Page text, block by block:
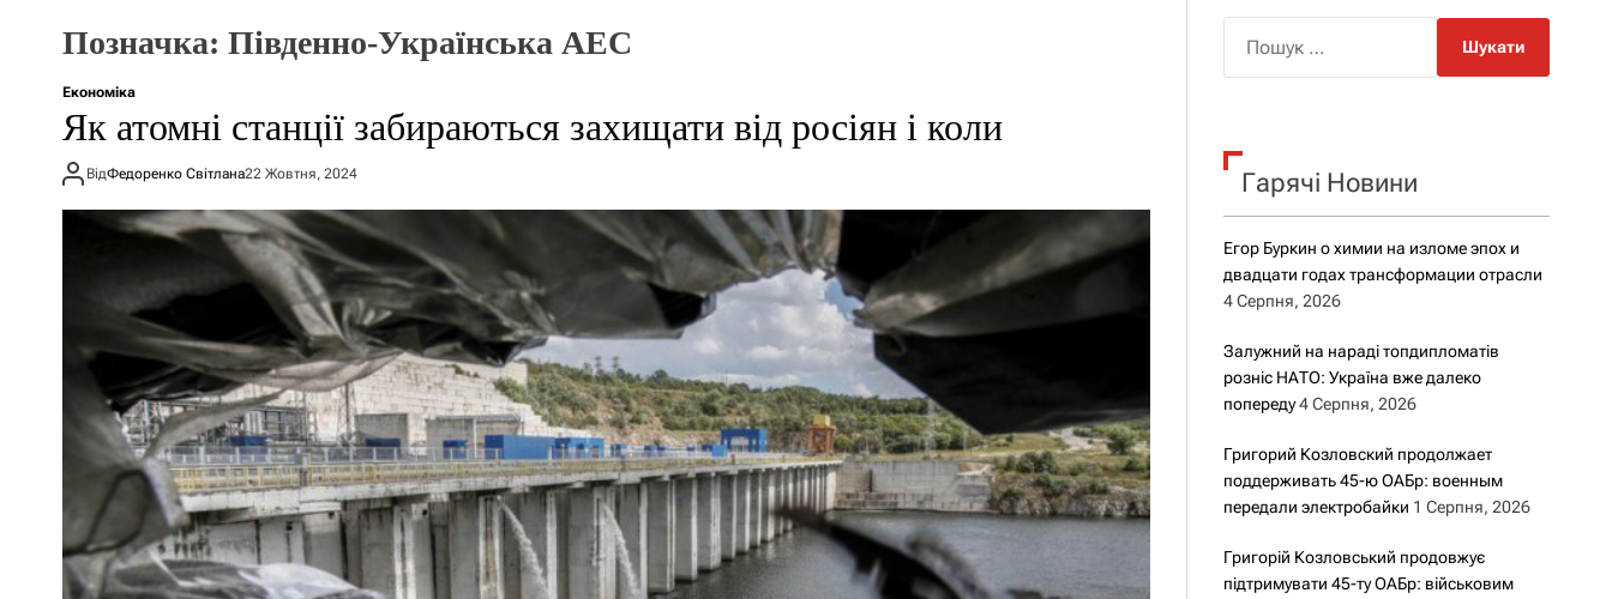
о
у
Позначка: Південно-Українська АЕС
Економіка
Як атомні станції забираються захищати від росіян і коли
ВідФедоренко Світлана22 Жовтня, 2024
к
Гарячі Новини
Егор Буркин о химии на изломе эпох и
двадцати годах трансформации отрасли
4 Серпня, 2026
Залужний на нараді топдипломатів
розніс НАТО: Україна вже далеко
попереду 4 Серпня, 2026
Григорий Козловский продолжает
поддерживать 45-ю ОАБр: военным
передали электробайки 1 Серпня, 2026
Григорій Козловський продовжує
підтримувати 45-ту ОАБр: військовим